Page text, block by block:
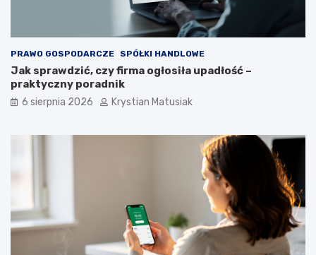
PRAWO GOSPODARCZE SPÓŁKI HANDLOWE
Jak sprawdzić, czy firma ogłosiła upadłość –
praktyczny poradnik
6 sierpnia 2026 Krystian Matusiak